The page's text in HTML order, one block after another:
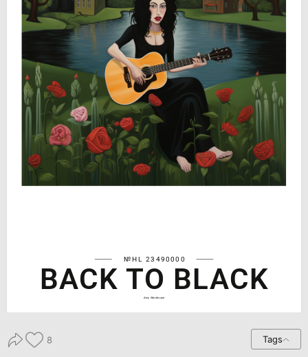
№HL 23490000
BACK TO BLACK
Amy Winehouse
8 Tags